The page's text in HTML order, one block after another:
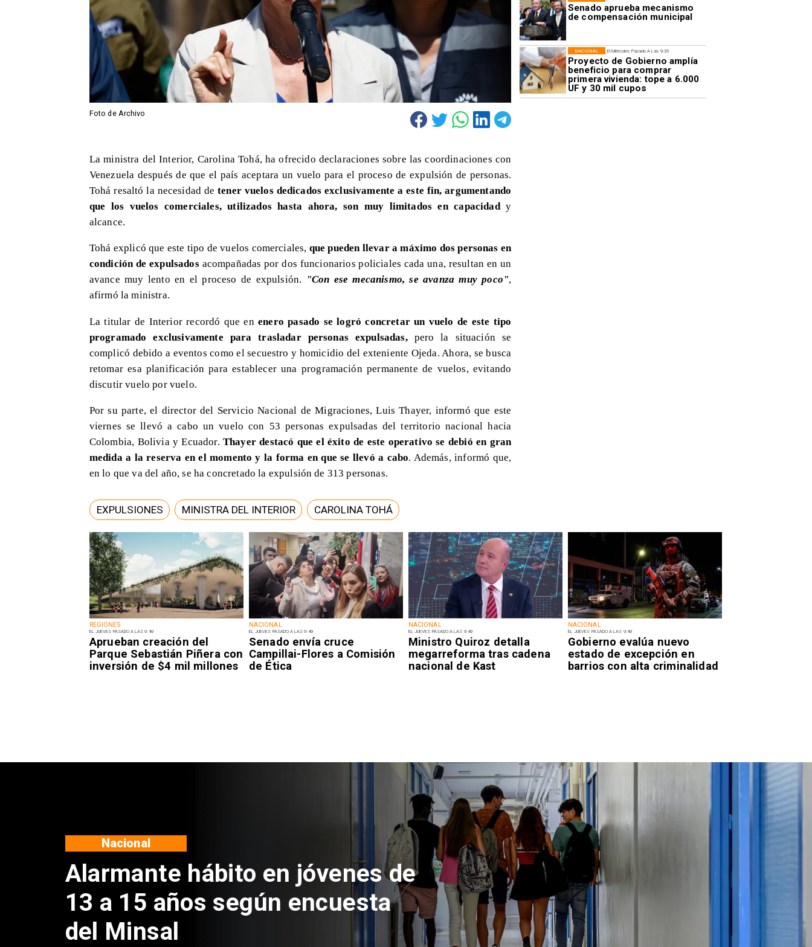
Foto de Archivo
REGIONES
EL JUEVES PASADO A LAS 9:49
Aprueban creación del
Parque Sebastián Piñera con
inversión de $4 mil millones
NACIONAL
EL JUEVES PASADO A LAS 9:49
Senado envía cruce
Campillai-Flores a Comisión
de Ética
NACIONAL
EL JUEVES PASADO A LAS 9:49
Ministro Quiroz detalla
megarreforma tras cadena
nacional de Kast
NACIONAL
EL JUEVES PASADO A LAS 9:49
Gobierno evalúa nuevo
estado de excepción en
barrios con alta criminalidad
Senado aprueba mecanismo
de compensación municipal
El Miércoles Pasado A Las 9:35
Proyecto de Gobierno amplía
beneficio para comprar
primera vivienda: tope a 6.000
UF y 30 mil cupos
NACIONAL
La ministra del Interior, Carolina Tohá, ha ofrecido declaraciones sobre las coordinaciones con
Venezuela después de que el país aceptara un vuelo para el proceso de expulsión de personas.
Tohá resaltó la necesidad detener vuelos dedicados exclusivamente a este fin, argumentando
que los vuelos comerciales, utilizados hasta ahora, son muy limitados en capacidady
alcance.
Tohá explicó que este tipo de vuelos comerciales, que pueden llevar a máximo dos personas en
condición de expulsadosacompañadas por dos funcionarios policiales cada una, resultan en un
avance muy lento en el proceso de expulsión. "Con ese mecanismo, se avanza muy poco",
afirmó la ministra.
La titular de Interior recordó que enenero pasado se logró concretar un vuelo de este tipo
programado exclusivamente para trasladar personas expulsadas, pero la situación se
complicó debido a eventos como el secuestro y homicidio del exteniente Ojeda. Ahora, se busca
retomar esa planificación para establecer una programación permanente de vuelos, evitando
discutir vuelo por vuelo.
Por su parte, el director del Servicio Nacional de Migraciones, Luis Thayer, informó que este
viernes se llevó a cabo un vuelo con 53 personas expulsadas del territorio nacional hacia
Colombia, Bolivia y Ecuador. Thayer destacó que el éxito de este operativo se debió en gran
medida a la reserva en el momento y la forma en que se llevó a cabo. Además, informó que,
en lo que va del año, se ha concretado la expulsión de 313 personas.
EXPULSIONES MINISTRA DEL INTERIOR CAROLINA TOHÁ
Aprueban creación del Parque
Sebastián Piñera con inversión
de $4 mil millones
Regiones